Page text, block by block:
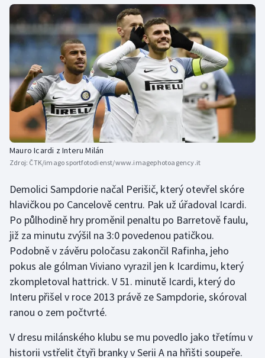
Volejbal
Ostatní
Mauro Icardi z Interu Milán
Zdroj: ČTK/imago sportfotodienst/www.imagephotoagency.it
Demolici Sampdorie načal Perišič, který otevřel skóre
hlavičkou po Cancelově centru. Pak už úřadoval Icardi.
Po půlhodině hry proměnil penaltu po Barretově faulu,
již za minutu zvýšil na 3:0 povedenou patičkou.
Podobně v závěru poločasu zakončil Rafinha, jeho
pokus ale gólman Viviano vyrazil jen k Icardimu, který
zkompletoval hattrick. V 51. minutě Icardi, který do
Interu přišel v roce 2013 právě ze Sampdorie, skóroval
ranou o zem počtvrté.
V dresu milánského klubu se mu povedlo jako třetímu v
historii vstřelit čtyři branky v Serii A na hřišti soupeře.